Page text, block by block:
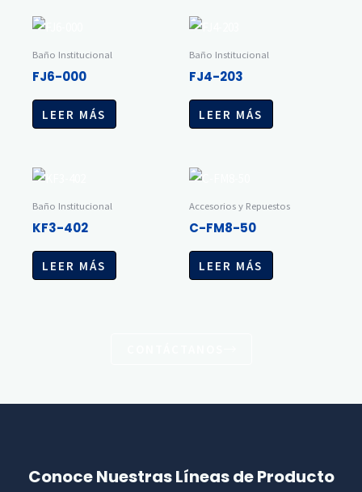
Baño Institucional
FJ6-000
LEER MÁS
Baño Institucional
FJ4-203
LEER MÁS
Baño Institucional
KF3-402
LEER MÁS
Accesorios y Repuestos
C-FM8-50
LEER MÁS
Conoce Nuestras Líneas de Producto